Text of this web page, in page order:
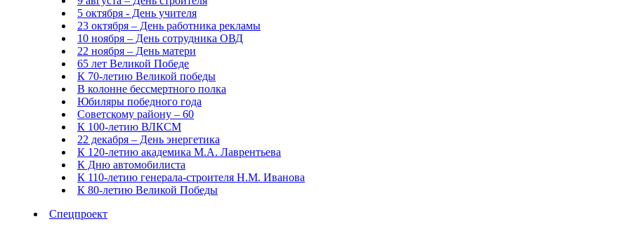
5 октября - День учителя
23 октября – День работника рекламы
10 ноября – День сотрудника ОВД
22 ноября – День матери
65 лет Великой Победе
К 70-летию Великой победы
В колонне бессмертного полка
Юбиляры победного года
Советскому району – 60
К 100-летию ВЛКСМ
22 декабря – День энергетика
К 120-летию академика М.А. Лаврентьева
К Дню автомобилиста
К 110-летию генерала-строителя Н.М. Иванова
К 80-летию Великой Победы
Спецпроект